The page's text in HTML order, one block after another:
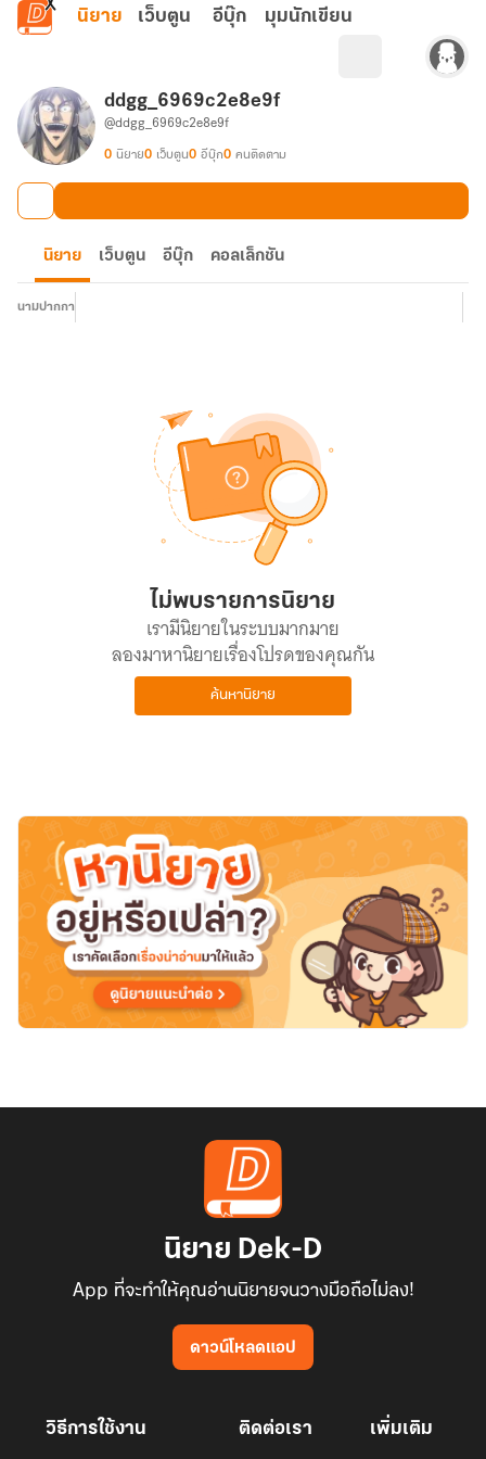
ข้ามไปยังเนื้อหาหลัก
นิยาย เว็บตูน อีบุ๊ก มุมนักเขียน
ddgg_6969c2e8e9f
@ddgg_6969c2e8e9f
0 นิยาย0 เว็บตูน0 อีบุ๊ก0 คนติดตาม
นิยาย เว็บตูน อีบุ๊ก คอลเล็กชัน
นามปากกา
ไม่พบรายการนิยาย
เรามีนิยายในระบบมากมาย
ลองมาหานิยายเรื่องโปรดของคุณกัน
ค้นหานิยาย
นิยาย Dek-D
App ที่จะทำให้คุณอ่านนิยายจนวางมือถือไม่ลง!
ดาวน์โหลดแอป
วิธีการใช้งาน ติดต่อเรา เพิ่มเติม